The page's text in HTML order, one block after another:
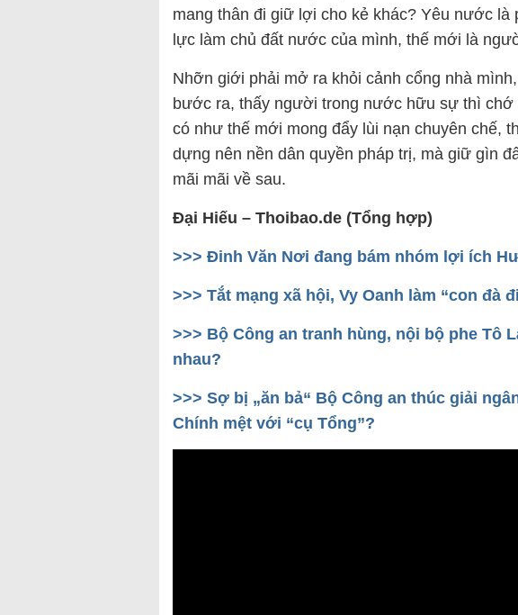
mang thân đi giữ lợi cho kẻ khác? Yêu nước
lực làm chủ đất nước của mình, thế mới là
Nhỡn giới phải mở ra khỏi cảnh cổng nhà
bước ra, thấy người trong nước hữu sự thì chớ
có như thế mới mong đẩy lùi nạn chuyên chế,
dựng nên nền dân quyền pháp trị, mà giữ gìn
mãi mãi về sau.
Đại Hiếu – Thoibao.de (Tổng hợp)
>>> Đinh Văn Nơi đang bám nhóm lợi ích
>>> Tắt mạng xã hội, Vy Oanh làm “con đà
>>> Bộ Công an tranh hùng, nội bộ phe Tô
nhau?
>>> Sợ bị „ăn bả“ Bộ Công an thúc giải
Chính mệt với “cụ Tổng”?